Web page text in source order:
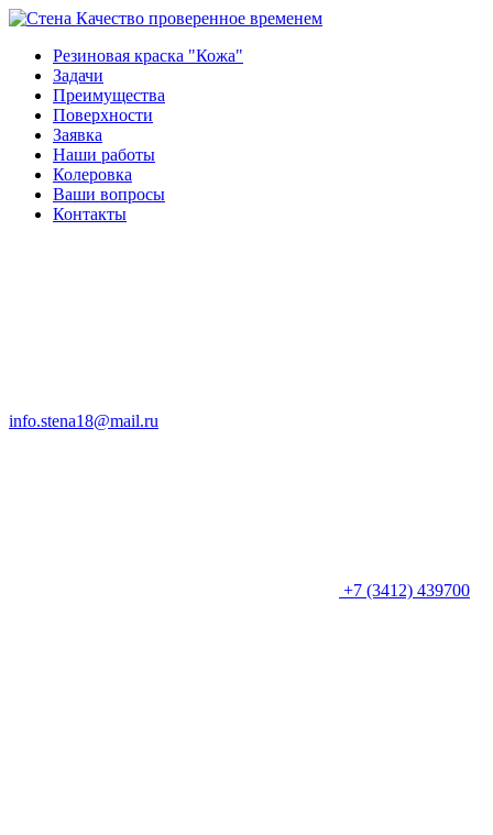
Качество проверенное временем
Резиновая краска "Кожа"
Задачи
Преимущества
Поверхности
Заявка
Наши работы
Колеровка
Ваши вопросы
Контакты
info.stena18@mail.ru
+7 (3412) 439700